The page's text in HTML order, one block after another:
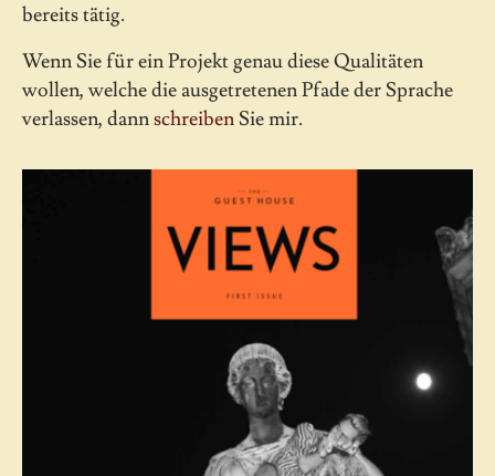
bereits tätig.
Wenn Sie für ein Projekt genau diese Qualitäten
wollen, welche die ausgetretenen Pfade der Sprache
verlassen, dannschreibenSie mir.